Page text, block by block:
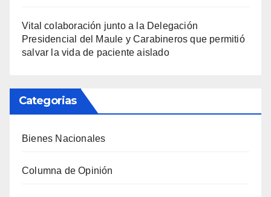
Vital colaboración junto a la Delegación
Presidencial del Maule y Carabineros que permitió
salvar la vida de paciente aislado
Categorias
Bienes Nacionales
Columna de Opinión